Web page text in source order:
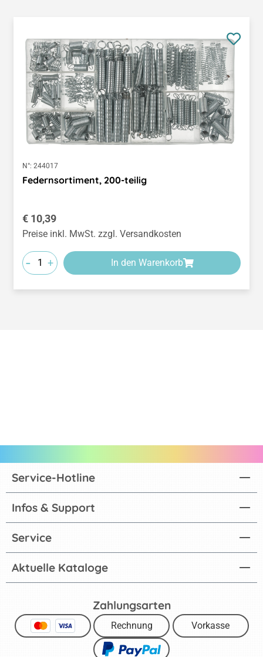
N°: 244017
Federnsortiment, 200-teilig
Regulärer Preis:
€ 10,39
Preise inkl. MwSt. zzgl. Versandkosten
- + In den Warenkorb
Aktuelle Kataloge
Service-Hotline
Infos & Support
Service
Zahlungsarten
Rechnung Vorkasse